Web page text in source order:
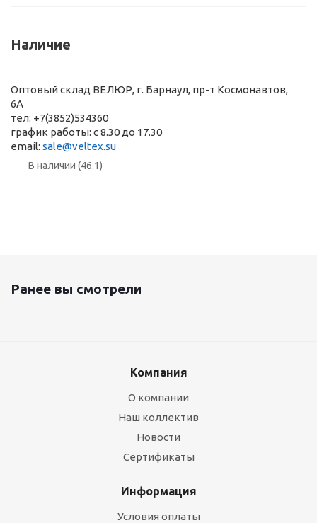
Наличие
Оптовый склад ВЕЛЮР, г. Барнаул, пр-т Космонавтов,
6А
тел: +7(3852)534360
график работы: с 8.30 до 17.30
email: sale@veltex.su
В наличии (46.1)
Ранее вы смотрели
Компания
О компании
Наш коллектив
Новости
Сертификаты
Информация
Условия оплаты